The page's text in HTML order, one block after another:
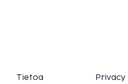
Tämä
(LGBTQ+ -ystävällinen).
Tietoa
Privacy